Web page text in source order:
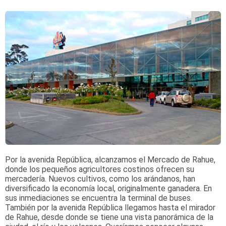
Por la avenida República, alcanzamos el Mercado de Rahue,
donde los pequeños agricultores costinos ofrecen su
mercadería. Nuevos cultivos, como los arándanos, han
diversificado la economía local, originalmente ganadera. En
sus inmediaciones se encuentra la terminal de buses.
También por la avenida República llegamos hasta el mirador
de Rahue, desde donde se tiene una vista panorámica de la